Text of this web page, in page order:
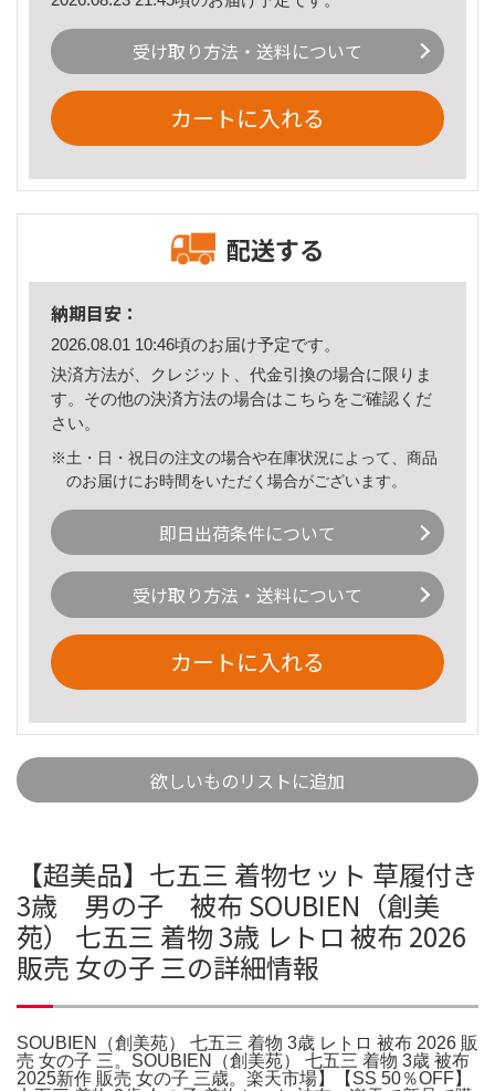
受け取り方法・送料について
カートに入れる
配送する
納期目安：
2026.08.01 10:46頃のお届け予定です。
決済方法が、クレジット、代金引換の場合に限りま
す。その他の決済方法の場合はこちら をご確認くだ
さい。
※土・日・祝日の注文の場合や在庫状況によって、商品
のお届けにお時間をいただく場合がございます。
即日出荷条件について
受け取り方法・送料について
カートに入れる
欲しいものリストに追加
【超美品】七五三 着物セット 草履付き
3歳 男の子 被布 SOUBIEN（創美
苑） 七五三 着物 3歳 レトロ 被布 2026
販売 女の子 三の詳細情報
SOUBIEN（創美苑） 七五三 着物 3歳 レトロ 被布 2026 販
売 女の子 三。SOUBIEN（創美苑） 七五三 着物 3歳 被布
2025新作 販売 女の子 三歳。楽天市場】【SS 50％OFF】